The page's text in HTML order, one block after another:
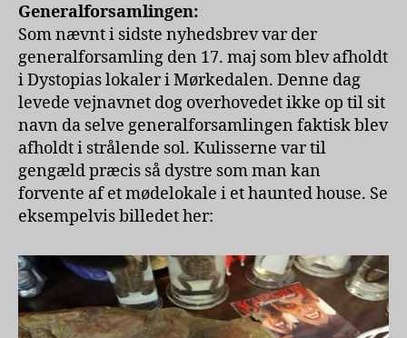
Generalforsamlingen:
Som nævnt i sidste nyhedsbrev var der
generalforsamling den 17. maj som blev afholdt
i Dystopias lokaler i Mørkedalen. Denne dag
levede vejnavnet dog overhovedet ikke op til sit
navn da selve generalforsamlingen faktisk blev
afholdt i strålende sol. Kulisserne var til
gengæld præcis så dystre som man kan
forvente af et mødelokale i et haunted house. Se
eksempelvis billedet her: